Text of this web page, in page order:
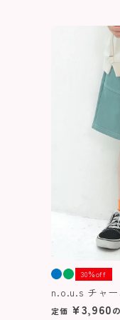
30％off
n.o.u.s チャ
定価 ¥3,960